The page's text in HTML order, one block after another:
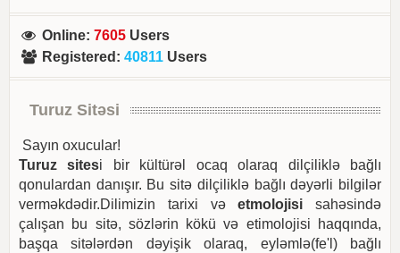
Online:7605 Users
Registered :40811 Users
Turuz Sitəsi
Sayın oxucular!
Turuz sitesi bir kültürəl ocaq olaraq dilçiliklə bağlı
qonulardan danışır. Bu sitə dilçiliklə bağlı dəyərli bilgilər
verməkdədir.Dilimizin tarixi vəetmolojisi sahəsində
çalışan bu sitə, sözlərin kökü və etimolojisi haqqında,
başqa sitələrdən dəyişik olaraq, eyləmlə(fe'l) bağlı